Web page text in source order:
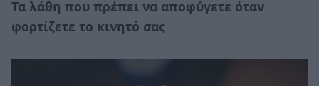
Τα λάθη που πρέπει να αποφύγετε όταν
φορτίζετε το κινητό σας